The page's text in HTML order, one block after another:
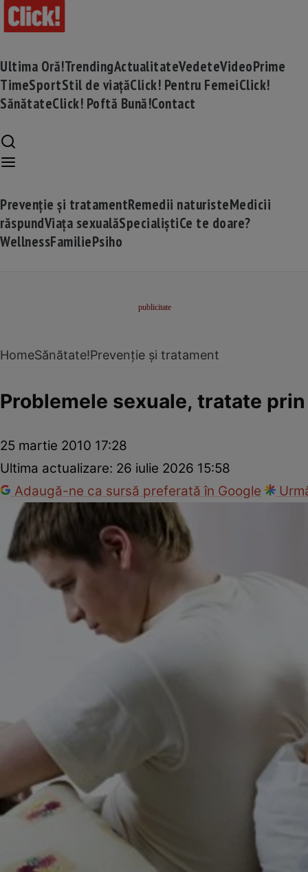
Ultima Oră!TrendingActualitateVedeteVideoPrime
TimeSportStil de viațăClick! Pentru FemeiClick!
SănătateClick! Poftă Bună!Contact
Prevenție și tratamentRemedii naturisteMedicii
răspundViața sexualăSpecialiștiCe te doare?
WellnessFamiliePsiho
HomeSănătate!Prevenție și tratament
Problemele sexuale, tratate
25 martie 2010 17:28
Ultima actualizare: 26 iulie 2026 15:58
Adaugă-ne ca sursă preferată în Google